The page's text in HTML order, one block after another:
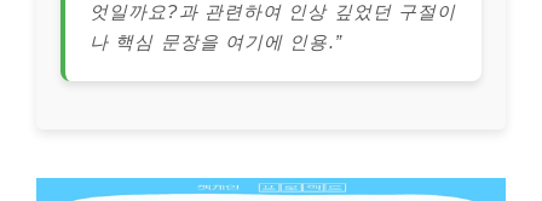
엇일까요?과 관련하여 인상 깊었던 구절이
나 핵심 문장을 여기에 인용.”